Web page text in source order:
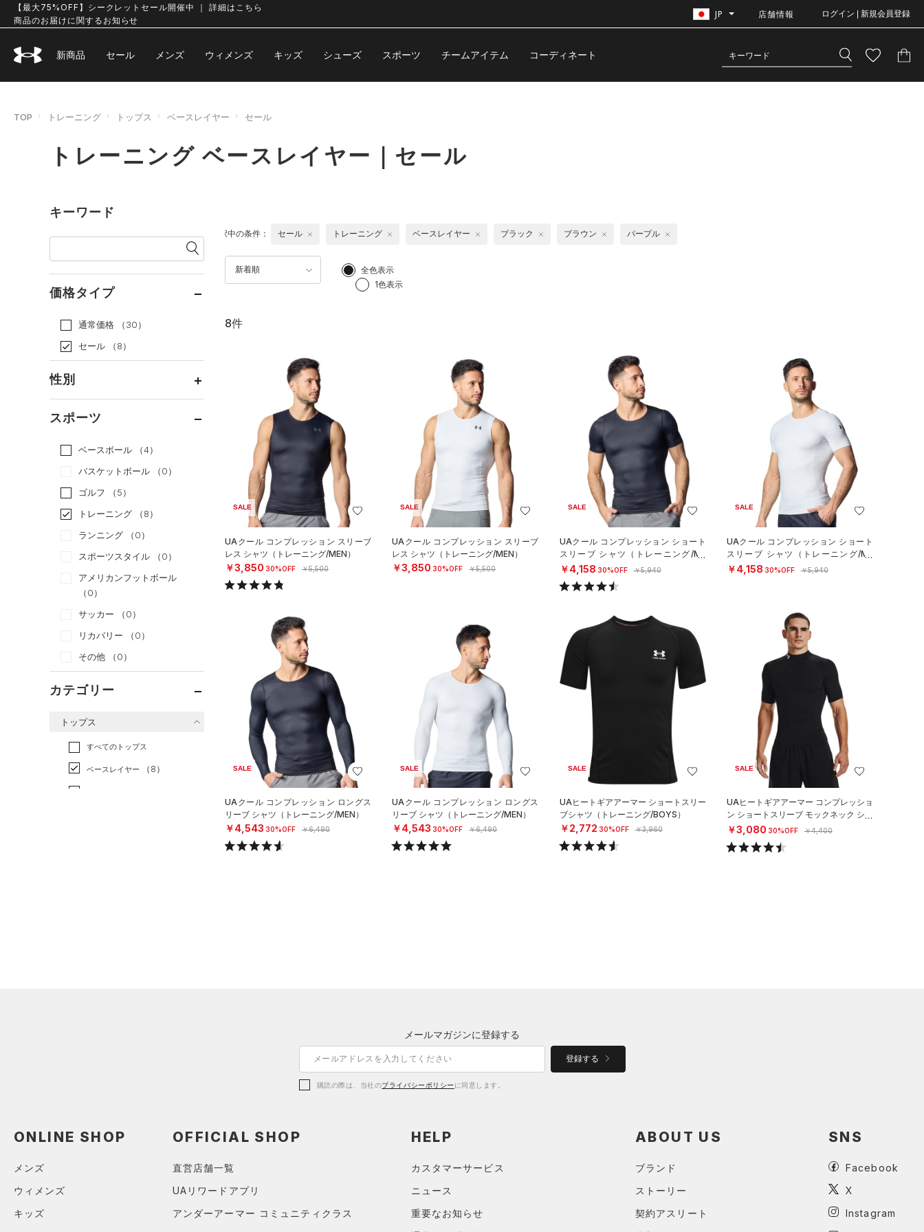
【最大75%OFF】シークレットセール開催中 ｜ 詳細はこちら
商品のお届けに関するお知らせ
JP 店舗情報 ログイン | 新規会員登録
新商品 セール メンズ ウィメンズ キッズ シューズ スポーツ チームアイテム コーディネート
TOP トレーニング トップス ベースレイヤー セール
トレーニング ベースレイヤー｜セール
キーワード
価格タイプ
通常価格
（30）
セール
（8）
性別
メンズ
ボーイズ （1）
ガールズ （0）
ユニセックス
スポーツ
ベースボール
（4）
バスケットボール
（0）
ゴルフ
（5）
トレーニング
（8）
ランニング
（0）
スポーツスタイル
（0）
アメリカンフットボール
（0）
サッカー
（0）
リカバリー
（0）
その他
（0）
カテゴリー
トップス
すべてのトップス
ベースレイヤー （8）
（10）
（1）
ショルダー＆トートバッグ （1）
すべてのシューズ
（0）
スポーツスタイルシューズ
カラー
新着順
全色表示
1色表示
選択中の条件： セール トレーニング ベースレイヤー ブラック ブラウン パープル
8件
SALE
UAクール コンプレッション スリーブ
レス シャツ（トレーニング/MEN）
￥3,850 30%OFF ￥5,500
SALE
UAクール コンプレッション スリーブ
レス シャツ（トレーニング/MEN）
￥3,850 30%OFF ￥5,500
SALE
UAクール コンプレッション ショート
スリーブ シャツ（トレーニング/ME
N）
￥4,158 30%OFF ￥5,940
SALE
UAクール コンプレッション ショート
スリーブ シャツ（トレーニング/ME
N）
￥4,158 30%OFF ￥5,940
SALE
UAクール コンプレッション ロングス
リーブ シャツ（トレーニング/MEN）
￥4,543 30%OFF ￥6,490
SALE
UAクール コンプレッション ロングス
リーブ シャツ（トレーニング/MEN）
￥4,543 30%OFF ￥6,490
SALE
UAヒートギアアーマー ショートスリー
ブシャツ（トレーニング/BOYS）
￥2,772 30%OFF ￥3,960
SALE
UAヒートギアアーマー コンプレッショ
ン ショートスリーブ モックネック シャ
ツ（トレーニング/MEN）
￥3,080 30%OFF ￥4,400
メールマガジンに登録する
登録する
購読の際は、当社のプライバシーポリシー に同意します。
ONLINE SHOP
メンズ
ウィメンズ
キッズ
OFFICIAL SHOP
直営店舗一覧
UAリワードアプリ
アンダーアーマー コミュニティクラス
HELP
カスタマーサービス
ニュース
重要なお知らせ
ABOUT US
ブランド
ストーリー
契約アスリート
SNS
Facebook
X
Instagram